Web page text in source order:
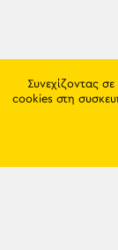
Συνεχίζοντας
cookies στη